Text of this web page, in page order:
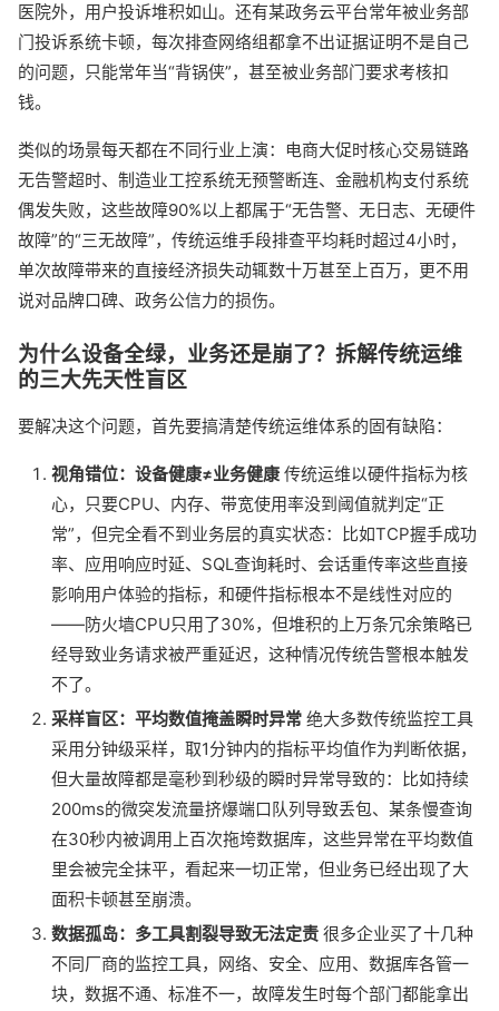
医院外，用户投诉堆积如山。还有某政务云平台常年被业务部
门投诉系统卡顿，每次排查网络组都拿不出证据证明不是自己
的问题，只能常年当“背锅侠”，甚至被业务部门要求考核扣
钱。
类似的场景每天都在不同行业上演：电商大促时核心交易链路
无告警超时、制造业工控系统无预警断连、金融机构支付系统
偶发失败，这些故障90%以上都属于“无告警、无日志、无硬件
故障”的“三无故障”，传统运维手段排查平均耗时超过4小时，
单次故障带来的直接经济损失动辄数十万甚至上百万，更不用
说对品牌口碑、政务公信力的损伤。
为什么设备全绿，业务还是崩了？拆解传统运维
的三大先天性盲区
要解决这个问题，首先要搞清楚传统运维体系的固有缺陷：
视角错位：设备健康≠业务健康 传统运维以硬件指标为核
心，只要CPU、内存、带宽使用率没到阈值就判定“正
常”，但完全看不到业务层的真实状态：比如TCP握手成功
率、应用响应时延、SQL查询耗时、会话重传率这些直接
影响用户体验的指标，和硬件指标根本不是线性对应的
——防火墙CPU只用了30%，但堆积的上万条冗余策略已
经导致业务请求被严重延迟，这种情况传统告警根本触发
不了。
采样盲区：平均数值掩盖瞬时异常 绝大多数传统监控工具
采用分钟级采样，取1分钟内的指标平均值作为判断依据，
但大量故障都是毫秒到秒级的瞬时异常导致的：比如持续
200ms的微突发流量挤爆端口队列导致丢包、某条慢查询
在30秒内被调用上百次拖垮数据库，这些异常在平均数值
里会被完全抹平，看起来一切正常，但业务已经出现了大
面积卡顿甚至崩溃。
数据孤岛：多工具割裂导致无法定责 很多企业买了十几种
不同厂商的监控工具，网络、安全、应用、数据库各管一
块，数据不通、标准不一，故障发生时每个部门都能拿出